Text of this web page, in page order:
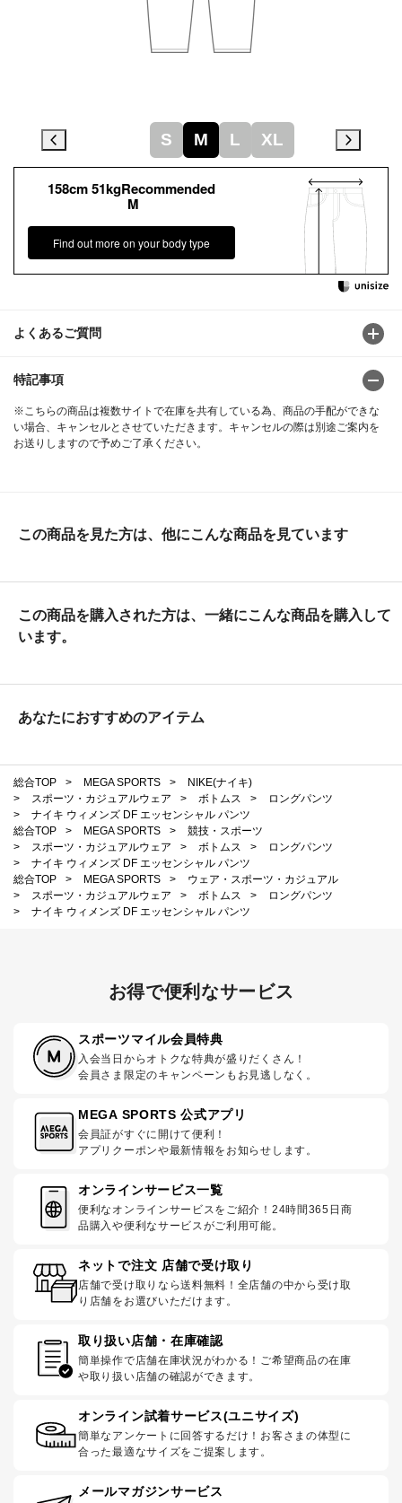
よくあるご質問
特記事項
※こちらの商品は複数サイトで在庫を共有している為、商品の手配ができな
い場合、キャンセルとさせていただきます。キャンセルの際は別途ご案内を
お送りしますので予めご了承ください。
158cm 51kgRecommended
M
Find out more on your body type
S M L XL
この商品を見た方は、他にこんな商品を見ています
この商品を購入された方は、一緒にこんな商品を購入して
います。
あなたにおすすめのアイテム
総合TOP > MEGA SPORTS >
NIKE(ナイキ)
>
スポーツ・カジュアルウェア > ボトムス >
ロングパンツ
>
ナイキ ウィメンズ DF エッセンシャル パンツ
総合TOP
> MEGA SPORTS >
競技・スポーツ
>
スポーツ・カジュアルウェア > ボトムス >
ロングパンツ
>
ナイキ ウィメンズ DF エッセンシャル パンツ
総合TOP
> MEGA SPORTS >
ウェア・スポーツ・カジュアル
>
スポーツ・カジュアルウェア > ボトムス >
ロングパンツ
>
ナイキ ウィメンズ DF エッセンシャル パンツ
お得で便利なサービス
スポーツマイル会員特典
入会当日からオトクな特典が盛りだくさん！
会員さま限定のキャンペーンもお見逃しなく。
MEGA SPORTS 公式アプリ
会員証がすぐに開けて便利！
アプリクーポンや最新情報をお知らせします。
オンラインサービス一覧
便利なオンラインサービスをご紹介！24時間365日商
品購入や便利なサービスがご利用可能。
ネットで注文 店舗で受け取り
店舗で受け取りなら送料無料！全店舗の中から受け取
り店舗をお選びいただけます。
取り扱い店舗・在庫確認
簡単操作で店舗在庫状況がわかる！ご希望商品の在庫
や取り扱い店舗の確認ができます。
オンライン試着サービス(ユニサイズ)
簡単なアンケートに回答するだけ！お客さまの体型に
合った最適なサイズをご提案します。
メールマガジンサービス